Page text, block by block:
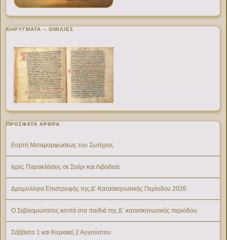
ΚΗΡΥΓΜΑΤΑ – ΟΜΙΛΙΕΣ
ΠΡΌΣΦΑΤΑ ΆΡΘΡΑ
Εορτή Μεταμορφώσεως του Σωτήρος
Ιερές Παρακλήσεις σε Στείρι και Λιβαδειά
Δρομολόγια Επιστροφής της Δ’ Κατασκηνωτικής Περίοδου 2026
Ο Σεβασμιώτατος κοντά στα παιδιά της Δ΄ κατασκηνωτικής περιόδου
Σάββατο 1 και Κυριακή 2 Αυγούστου